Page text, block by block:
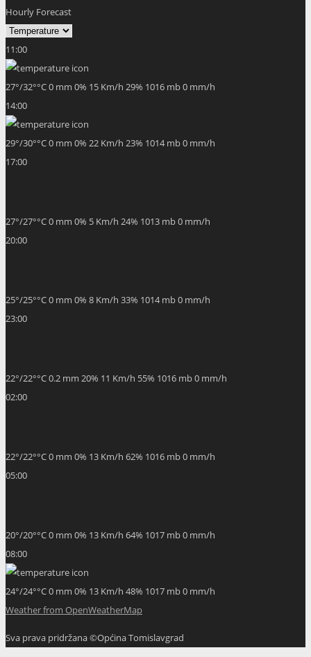
Hourly Forecast
11:00
27°/32°°C0 mm 0% 15 Km/h 29% 1016 mb0 mm/h
14:00
29°/30°°C0 mm 0% 22 Km/h 23% 1014 mb0 mm/h
17:00
27°/27°°C0 mm 0% 5 Km/h 24% 1013 mb0 mm/h
20:00
25°/25°°C0 mm 0% 8 Km/h 33% 1014 mb0 mm/h
23:00
22°/22°°C0.2 mm 20% 11 Km/h 55% 1016 mb0 mm/h
02:00
22°/22°°C0 mm 0% 13 Km/h 62% 1016 mb0 mm/h
05:00
20°/20°°C0 mm 0% 13 Km/h 64% 1017 mb0 mm/h
08:00
24°/24°°C0 mm 0% 13 Km/h 48% 1017 mb0 mm/h
Weather from OpenWeatherMap
Sva prava pridržana ©Općina Tomislavgrad